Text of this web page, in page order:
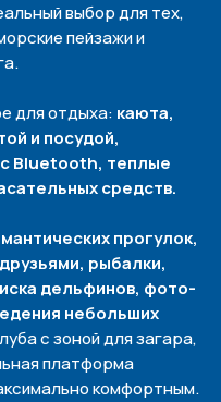
выбор для тех,
пейзажи и
для отдыха: каюта,
и посудой,
Bluetooth, теплые
средств.
прогулок,
рыбалки,
дельфинов, фото-
небольших
с зоной для загара,
платформа
комфортным.